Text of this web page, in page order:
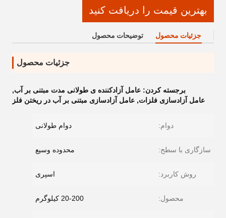
بهترین قیمت را دریافت کنید
جزئیات محصول توضیحات محصول
جزئیات محصول
برجسته کردن: عامل آزادکننده ی طولانی مدت مبتنی بر آب,
عامل آزادسازی فلزات, عامل آزادسازی مبتنی بر آب در ریختن فلز
دوام: دوام طولانی
سازگاری با سطح: محدوده وسیع
روش کاربرد: اسپری
محصول: 20-200 کیلوگرم